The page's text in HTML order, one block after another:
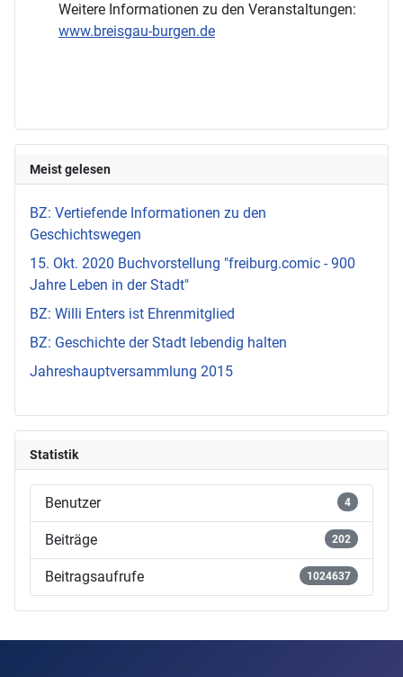
Weitere Informationen zu den Veranstaltungen:
www.breisgau-burgen.de
Meist gelesen
BZ: Vertiefende Informationen zu den
Geschichtswegen
15. Okt. 2020 Buchvorstellung "freiburg.comic - 900
Jahre Leben in der Stadt"
BZ: Willi Enters ist Ehrenmitglied
BZ: Geschichte der Stadt lebendig halten
Jahreshauptversammlung 2015
Statistik
Benutzer 4
Beiträge 202
Beitragsaufrufe 1024637